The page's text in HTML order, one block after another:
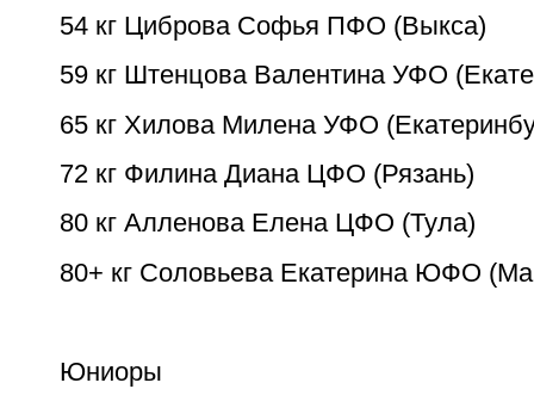
54 кг Циброва Софья ПФО (Выкса)
59 кг Штенцова Валентина УФО
65 кг Хилова Милена УФО
72 кг Филина Диана ЦФО (Рязань)
80 кг Алленова Елена ЦФО (Тула)
80+ кг Соловьева Екатерина ЮФО
Юниоры